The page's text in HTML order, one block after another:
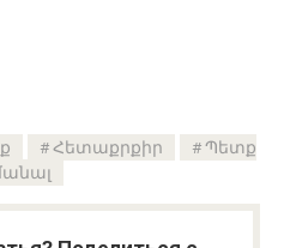
Հետաքրքիր
Պետք